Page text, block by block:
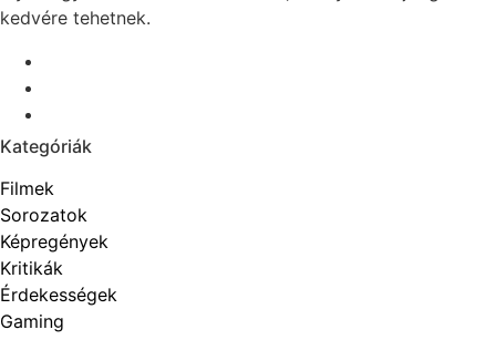
kedvére tehetnek.
Kategóriák
Filmek
Sorozatok
Képregények
Kritikák
Érdekességek
Gaming